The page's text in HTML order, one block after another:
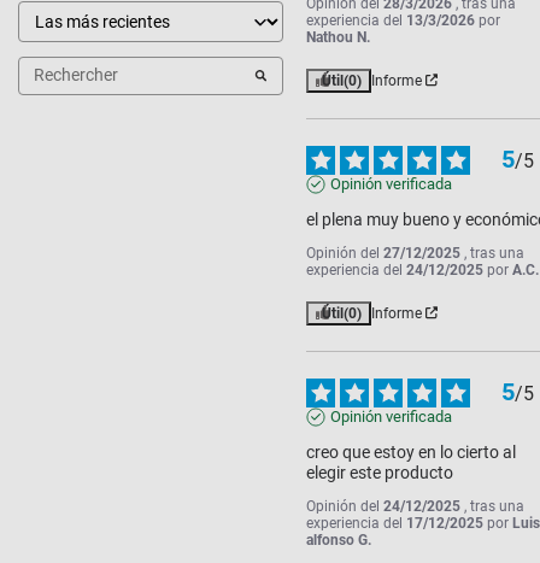
experiencia del 13/3/2026 por
Nathou N.
Útil(0) Informe
5/5
Opinión verificada
el plena muy bueno y
Opinión del27/12/2025 , tras una
experiencia del24/12/2025 porA.C.
Útil(0) Informe
5/5
Opinión verificada
creo que estoy en lo cierto al
elegir este producto
Opinión del24/12/2025 , tras una
experiencia del 17/12/2025 porLuis
alfonso G.